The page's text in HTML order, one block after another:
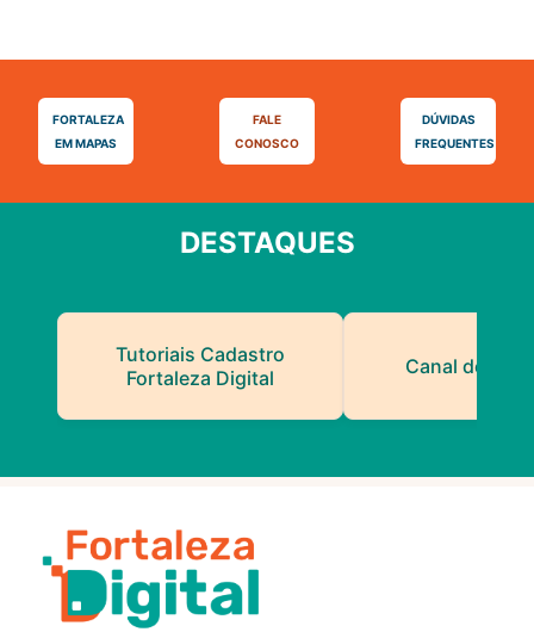
FORTALEZA
EM MAPAS
FALE
CONOSCO
DÚVIDAS
FREQUENTES
DESTAQUES
Tutoriais Cadastro
Fortaleza Digital
Canal do